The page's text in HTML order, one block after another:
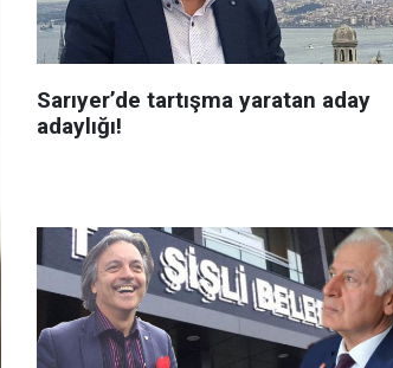
Sarıyer’de tartışma yaratan aday
adaylığı!